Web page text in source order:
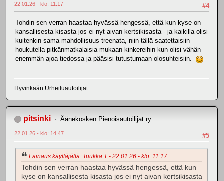
#4
22.01.26 - klo: 11.17
Tohdin sen verran haastaa hyvässä hengessä, että kun kyse on
kansallisesta kisasta jos ei nyt aivan kertsikisasta - ja kaikilla olisi
kuitenkin sama mahdollisuus treenata, niin tällä saatettaisiin
houkutella pitkänmatkalaisia mukaan kinkereihin kun olisi vähän
enemmän ajoa tiedossa ja pääsisi tutustumaan olosuhteisiin.
Hyvinkään Urheiluautoilijat
pitsinki Äänekosken Pienoisautoilijat ry
#5
22.01.26 - klo: 14.47
Lainaus käyttäjältä: Tuukka T - 22.01.26 - klo: 11.17
Tohdin sen verran haastaa hyvässä hengessä, että kun
kyse on kansallisesta kisasta jos ei nyt aivan kertsikisasta